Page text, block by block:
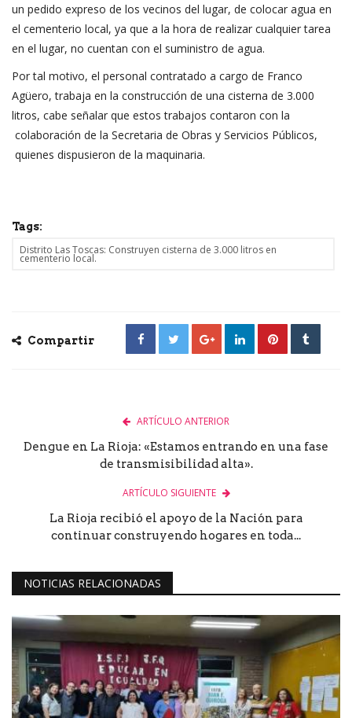
un pedido expreso de los vecinos del lugar, de colocar agua en
el cementerio local, ya que a la hora de realizar cualquier tarea
en el lugar, no cuentan con el suministro de agua.
Por tal motivo, el personal contratado a cargo de Franco
Agüero, trabaja en la construcción de una cisterna de 3.000
litros, cabe señalar que estos trabajos contaron con la
colaboración de la Secretaria de Obras y Servicios Públicos,
quienes dispusieron de la maquinaria.
Tags:
Distrito Las Toscas: Construyen cisterna de 3.000 litros en
cementerio local.
Compartir
ARTÍCULO ANTERIOR
Dengue en La Rioja: «Estamos entrando en una fase
de transmisibilidad alta».
ARTÍCULO SIGUIENTE
La Rioja recibió el apoyo de la Nación para
continuar construyendo hogares en toda...
NOTICIAS RELACIONADAS